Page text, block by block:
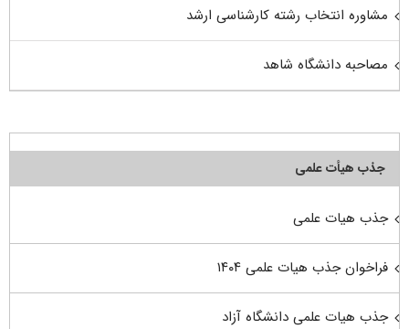
مشاوره انتخاب رشته کارشناسی ارشد
مصاحبه دانشگاه شاهد
جذب هیأت علمی
جذب هیات علمی
فراخوان جذب هیات علمی ۱۴۰۴
جذب هیات علمی دانشگاه آزاد